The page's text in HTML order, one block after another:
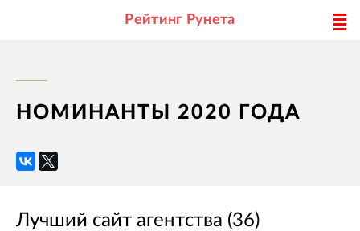
Рейтинг Рунета
НОМИНАНТЫ 2020 ГОДА
Лучший сайт агентства (36)